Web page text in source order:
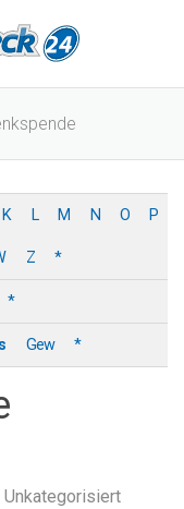
K L M N O P
Z *
*
Gew *
Unkategorisiert